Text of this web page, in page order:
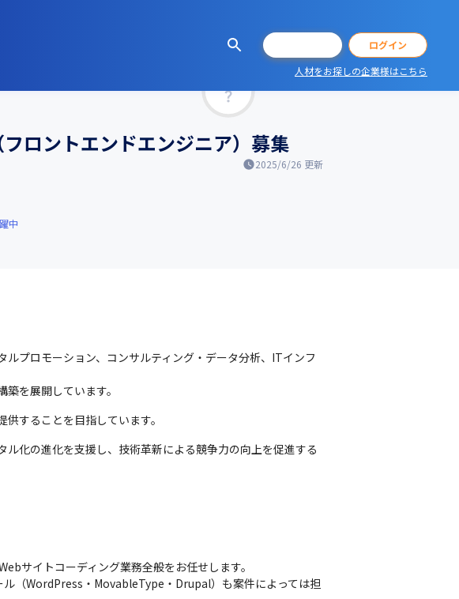
ログイン
人材をお探しの企業様はこちら
ロントエンドエンジニア）募集
2025/6/26 更新
中
プロモーション、コンサルティング・データ分析、ITインフ
を展開しています。
することを目指しています。
化の進化を支援し、技術革新による競争力の向上を促進する
サイトコーディング業務全般をお任せします。
（WordPress・MovableType・Drupal）も案件によっては担